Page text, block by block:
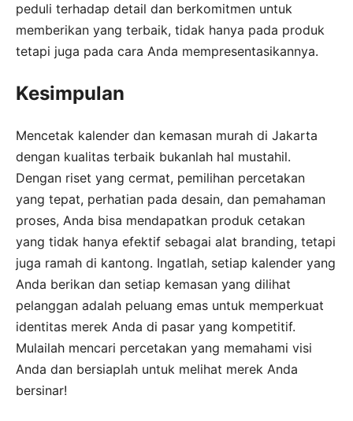
peduli terhadap detail dan berkomitmen untuk
memberikan yang terbaik, tidak hanya pada produk
tetapi juga pada cara Anda mempresentasikannya.
Kesimpulan
Mencetak kalender dan kemasan murah di Jakarta
dengan kualitas terbaik bukanlah hal mustahil.
Dengan riset yang cermat, pemilihan percetakan
yang tepat, perhatian pada desain, dan pemahaman
proses, Anda bisa mendapatkan produk cetakan
yang tidak hanya efektif sebagai alat branding, tetapi
juga ramah di kantong. Ingatlah, setiap kalender yang
Anda berikan dan setiap kemasan yang dilihat
pelanggan adalah peluang emas untuk memperkuat
identitas merek Anda di pasar yang kompetitif.
Mulailah mencari percetakan yang memahami visi
Anda dan bersiaplah untuk melihat merek Anda
bersinar!